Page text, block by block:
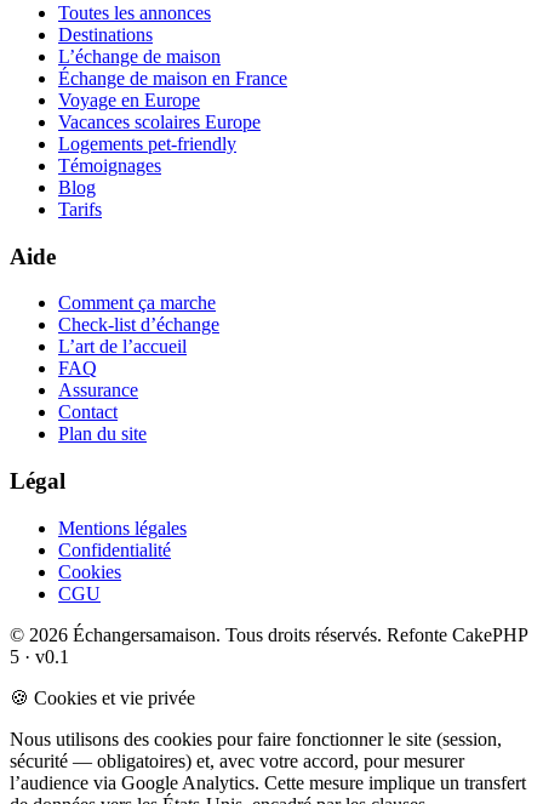
Toutes les annonces
Destinations
L’échange de maison
Échange de maison en France
Voyage en Europe
Vacances scolaires Europe
Logements pet-friendly
Témoignages
Blog
Tarifs
Aide
Comment ça marche
Check-list d’échange
L’art de l’accueil
FAQ
Assurance
Contact
Plan du site
Légal
Mentions légales
Confidentialité
Cookies
CGU
© 2026 Échangersamaison. Tous droits réservés. Refonte CakePHP
5 · v0.1
🍪 Cookies et vie privée
Nous utilisons des cookies pour faire fonctionner le site (session,
sécurité — obligatoires) et, avec votre accord, pour mesurer
l’audience via Google Analytics. Cette mesure implique un transfert